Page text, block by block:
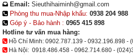
Email: Sieuthihaiminh@gmail.com
Phòng thu mua-Nhập khẩu: 0938 204 988
Góp ý - Bảo hành : 0965 415 898
Hotline tư vấn mua hàng:
Hồ Chí Minh: 0902.787.139 - 0932.196.898 -
Hà Nội: 0918.486.458 - 0962.714.680 -